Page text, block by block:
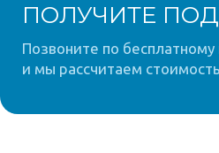
ПОЛУЧИТЕ
Позвоните по
и мы рассчитаем